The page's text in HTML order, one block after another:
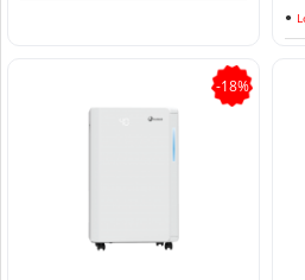
HẢI DƯƠNG
-18%